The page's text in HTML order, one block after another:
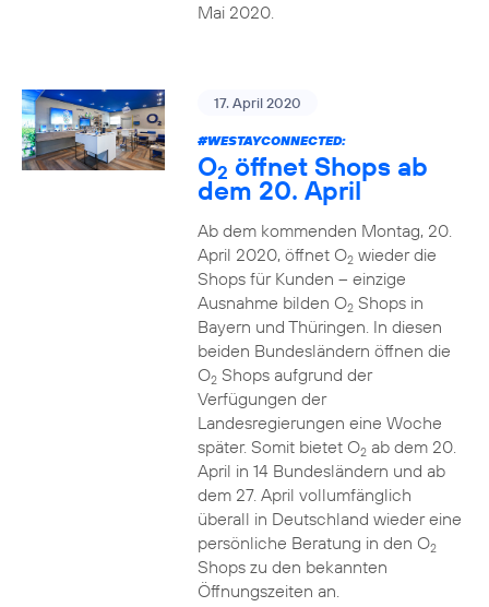
Mai 2020.
17. April 2020
#WESTAYCONNECTED:
O2 öffnet Shops ab
dem 20. April
Ab dem kommenden Montag, 20.
April 2020, öffnet O2wieder die
Shops für Kunden – einzige
Ausnahme bilden O2Shops in
Bayern und Thüringen. In diesen
beiden Bundesländern öffnen die
O2Shops aufgrund der
Verfügungen der
Landesregierungen eine Woche
später. Somit bietet O2ab dem 20.
April in 14 Bundesländern und ab
dem 27. April vollumfänglich
überall in Deutschland wieder eine
persönliche Beratung in den O2
Shops zu den bekannten
Öffnungszeiten an.